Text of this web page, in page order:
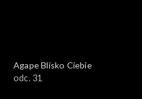
Agape Blisko Ciebie
odc. 31